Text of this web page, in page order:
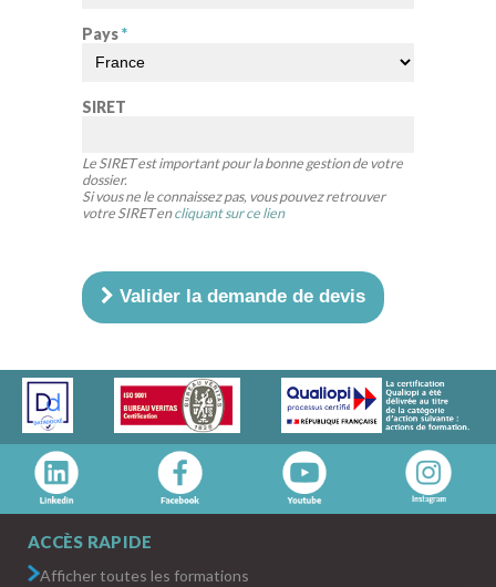
Pays*
SIRET
Le SIRET est important pour la bonne gestion de votre
dossier.
Si vous ne le connaissez pas, vous pouvez retrouver
votre SIRET encliquant sur ce lien
Valider la demande de devis
ACCÈS RAPIDE
Afficher toutes les formations